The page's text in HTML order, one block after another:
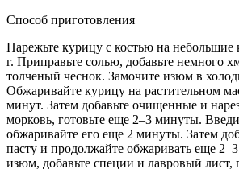
Способ приготовления
Нарежьте курицу с костью на небольшие
г. Приправьте солью, добавьте немного
толченый чеснок. Замочите изюм в
Обжаривайте курицу на растительном
минут. Затем добавьте очищенные и
морковь, готовьте еще 2–3 минуты.
обжаривайте его еще 2 минуты. Затем
пасту и продолжайте обжаривать еще
изюм, добавьте специи и лавровый лист,